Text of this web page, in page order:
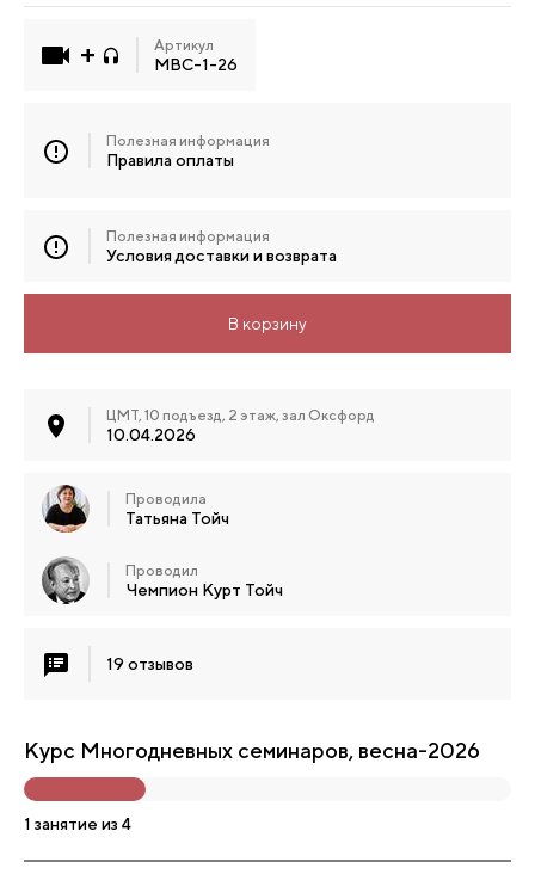
ЦМТ, 10 подъезд, 2 этаж, зал Оксфорд
10.04.2026
Проводила
Татьяна Тойч
Проводил
Чемпион Курт Тойч
19 отзывов
Артикул
МВС-1-26
Полезная информация
Правила оплаты
Полезная информация
Условия доставки и возврата
В корзину
Курс Многодневных семинаров, весна-2026
1 занятие из 4